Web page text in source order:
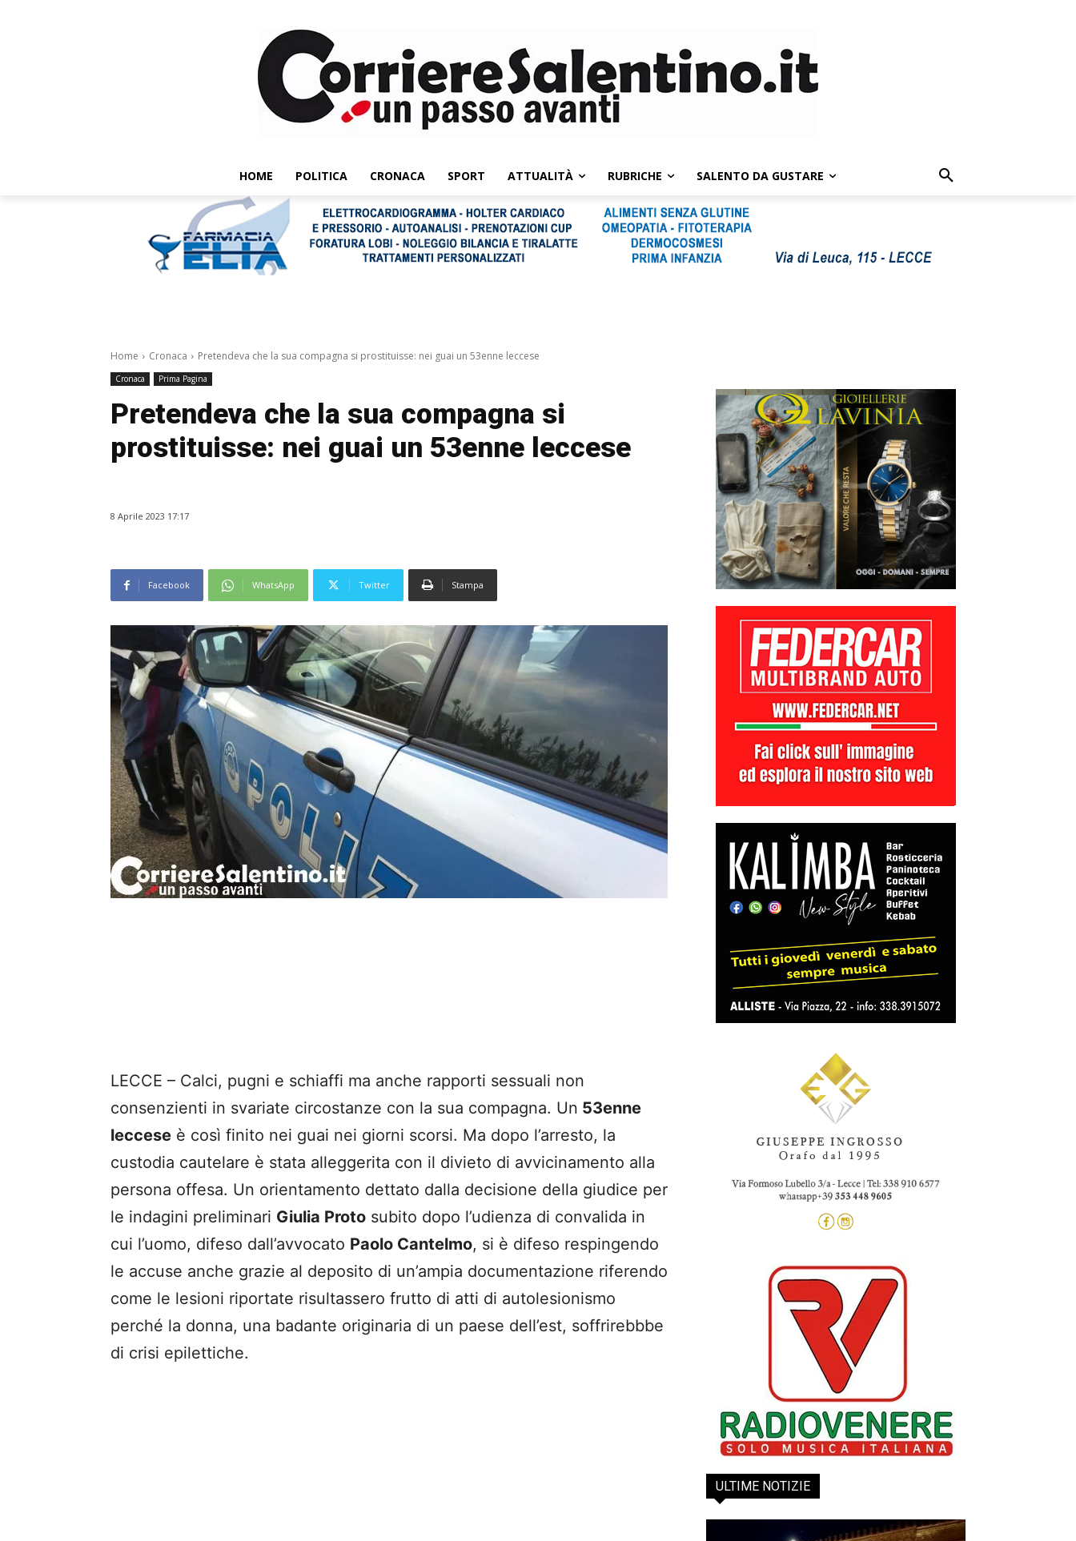
HOME POLITICA CRONACA SPORT ATTUALITÀ RUBRICHE SALENTO DA GUSTARE
Home Cronaca Pretendeva che la sua compagna si prostituisse: nei guai un 53enne leccese
Cronaca Prima Pagina
Pretendeva che la sua compagna si
prostituisse: nei guai un 53enne leccese
8 Aprile 2023 17:17
Facebook WhatsApp Twitter Stampa
LECCE – Calci, pugni e schiaffi ma anche rapporti sessuali non
consenzienti in svariate circostanze con la sua compagna. Un 53enne
leccese è così finito nei guai nei giorni scorsi. Ma dopo l’arresto, la
custodia cautelare è stata alleggerita con il divieto di avvicinamento alla
persona offesa. Un orientamento dettato dalla decisione della giudice per
le indagini preliminari Giulia Proto subito dopo l’udienza di convalida in
cui l’uomo, difeso dall’avvocato Paolo Cantelmo, si è difeso respingendo
le accuse anche grazie al deposito di un’ampia documentazione riferendo
come le lesioni riportate risultassero frutto di atti di autolesionismo
perché la donna, una badante originaria di un paese dell’est, soffrirebbbe
di crisi epilettiche.
ULTIME NOTIZIE